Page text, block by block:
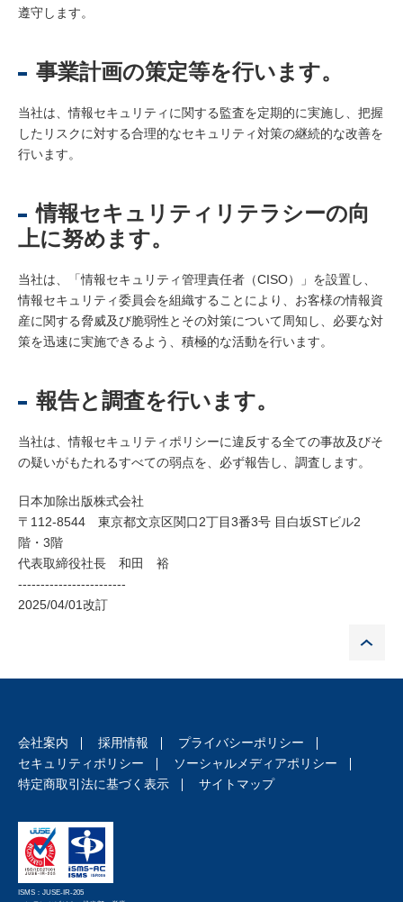
遵守します。
事業計画の策定等を行います。
当社は、情報セキュリティに関する監査を定期的に実施し、把握
したリスクに対する合理的なセキュリティ対策の継続的な改善を
行います。
情報セキュリティリテラシーの向
上に努めます。
当社は、「情報セキュリティ管理責任者（CISO）」を設置し、
情報セキュリティ委員会を組織することにより、お客様の情報資
産に関する脅威及び脆弱性とその対策について周知し、必要な対
策を迅速に実施できるよう、積極的な活動を行います。
報告と調査を行います。
当社は、情報セキュリティポリシーに違反する全ての事故及びそ
の疑いがもたれるすべての弱点を、必ず報告し、調査します。
日本加除出版株式会社
〒112-8544 東京都文京区関口2丁目3番3号 目白坂STビル2
階・3階
代表取締役社長 和田 裕
------------------------
2025/04/01改訂
会社案内 採用情報
プライバシーポリシー
セキュリティポリシー
ソーシャルメディアポリシー
特定商取引法に基づく表示
サイトマップ
ISMS：JUSE-IR-205